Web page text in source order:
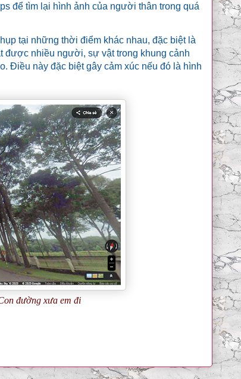
để tìm lại hình ảnh của người thân trong quá
tại những thời điểm khác nhau, đặc biệt là
được nhiều người, sự vật trong khung cảnh
Điều này đặc biệt gây cảm xúc nếu đó là hình
đường xưa em đi